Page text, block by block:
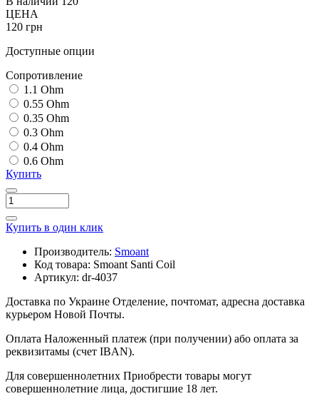
ЦЕНА
120 грн
Доступные опции
Cопротивление
1.1 Ohm
0.55 Ohm
0.35 Ohm
0.3 Ohm
0.4 Ohm
0.6 Ohm
Купить
Купить в один клик
Производитель: Smoant
Код товара: Smoant Santi Coil
Артикул: dr-4037
Доставка по Украине Отделение, почтомат, адресна доставка
курьером Новой Почты.
Оплата Наложенный платеж (при получении) або оплата за
реквизитамы (счет IBAN).
Для совершеннолетних Приобрести товары могут
совершеннолетние лица, достигшие 18 лет.